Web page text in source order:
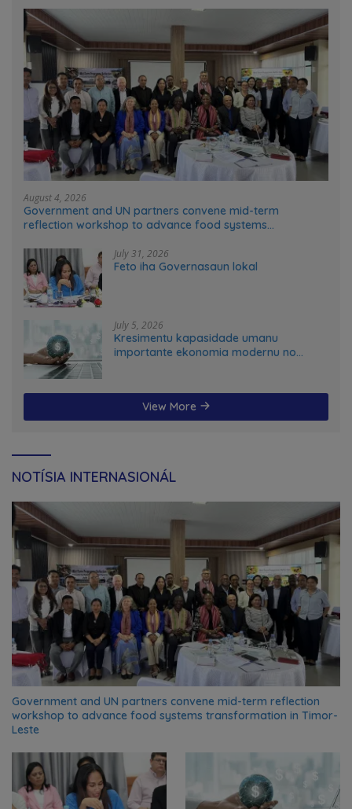
August 4, 2026
Government and UN partners convene mid-term
reflection workshop to advance food systems
July 31, 2026
Feto iha Governasaun lokal
July 5, 2026
Kresimentu kapasidade umanu
importante ekonomia modernu no
View More
NOTÍSIA INTERNASIONÁL
Government and UN partners convene mid-term reflection
workshop to advance food systems transformation in Timor-
Leste